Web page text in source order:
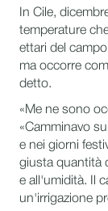
In Cile,
temperature
ettari del
ma occorre
detto.
«Me ne sono
«Camminavo
e nei giorni
giusta quantità
e all'umidità. Il
un'irrigazione